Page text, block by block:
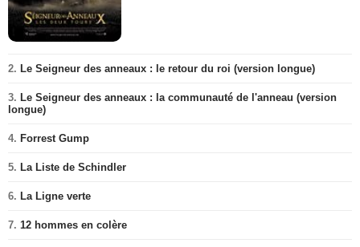
2. Le Seigneur des anneaux : le retour du roi (version longue)
3. Le Seigneur des anneaux : la communauté de l'anneau (version
longue)
4. Forrest Gump
5. La Liste de Schindler
6. La Ligne verte
7. 12 hommes en colère